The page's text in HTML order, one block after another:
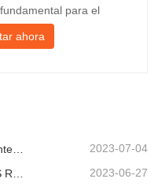
para el
ya que facilita el
remolque. Chengda,
integrando
y desarrollo
ahora
2023-07-04
Remolques de descarga lateral VS Remolques de descarga lateral: ¿Cuál es mejor para su negocio? 2023-06-27